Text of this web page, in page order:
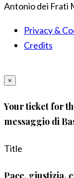
Antonio dei Frati
Privacy &
Credits
×
Your ticket for
messaggio di
Title
Pace, giustizia,